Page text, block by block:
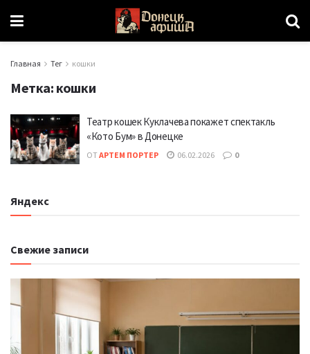
Главная Тег кошки
Метка: кошки
Театр кошек Куклачева покажет спектакль
«Кото Бум» в Донецке
ОТ АРТЕМ ПОРТЕР 06.02.2026 0
Яндекс
Свежие записи